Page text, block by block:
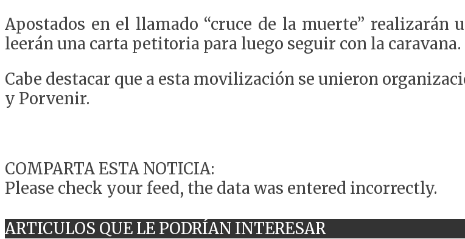
Apostados en el llamado “cruce de la muerte”
leerán una carta petitoria para luego seguir con la caravana.
Cabe destacar que a esta movilización se unieron
y Porvenir.
COMPARTA ESTA NOTICIA:
Please check your feed, the data was entered incorrectly.
ARTICULOS QUE LE PODRÍAN INTERESAR